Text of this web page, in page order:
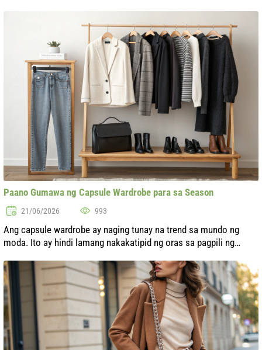
Paano Gumawa ng Capsule Wardrobe para sa Season
21/06/2026 993
Ang capsule wardrobe ay naging tunay na trend sa mundo ng
moda. Ito ay hindi lamang nakakatipid ng oras sa pagpili ng
harmoniyang hitsura. Ang pa...